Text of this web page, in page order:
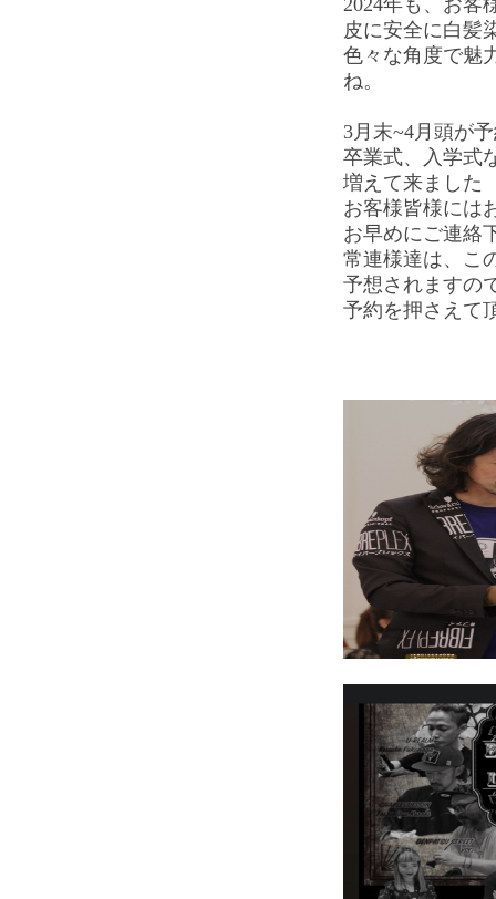
2024年も、お客
皮に安全に白髪
色々な角度で魅
ね。
3月末~4月頭が
卒業式、入学式
増えて来ました
お客様皆様には
お早めにご連絡
常連様達は、こ
予想されますの
予約を押さえて